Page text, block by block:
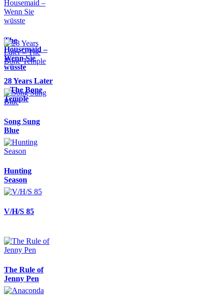
The
Housemaid –
Wenn Sie
wüsste
28 Years Later
– The Bone
Temple
Song Sung
Blue
Hunting
Season
V/H/S 85
The Rule of
Jenny Pen